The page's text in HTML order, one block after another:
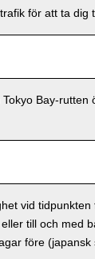
för att ta dig
Bay-rutten
vid
till och med
före